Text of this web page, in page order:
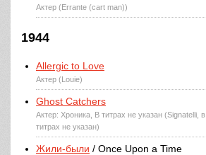
Актер (Errante (cart man))
1944
Allergic to Love
Актер (Louie)
Ghost Catchers
Актер: Хроника, В титрах не указан (Signatelli, в
титрах не указан)
Жили-были / Once Upon a Time